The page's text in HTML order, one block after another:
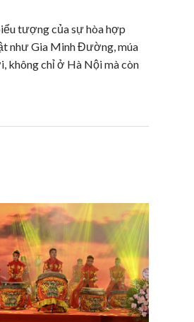
tượng của sự hòa hợp
như Gia Minh Đường, múa
không chỉ ở Hà Nội mà còn